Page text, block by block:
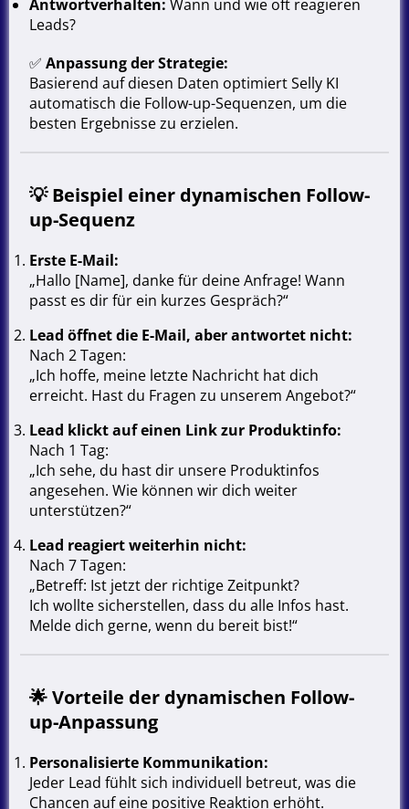
Antwortverhalten: Wann und wie oft reagieren
Leads?
✅ Anpassung der Strategie:
Basierend auf diesen Daten optimiert Selly KI
automatisch die Follow-up-Sequenzen, um die
besten Ergebnisse zu erzielen.
💡Beispiel einer dynamischen Follow-
up-Sequenz
Erste E-Mail:
„Hallo [Name], danke für deine Anfrage! Wann
passt es dir für ein kurzes Gespräch?“
Lead öffnet die E-Mail, aber antwortet nicht:
Nach 2 Tagen:
„Ich hoffe, meine letzte Nachricht hat dich
erreicht. Hast du Fragen zu unserem Angebot?“
Lead klickt auf einen Link zur Produktinfo:
Nach 1 Tag:
„Ich sehe, du hast dir unsere Produktinfos
angesehen. Wie können wir dich weiter
unterstützen?“
Lead reagiert weiterhin nicht:
Nach 7 Tagen:
„Betreff: Ist jetzt der richtige Zeitpunkt?
Ich wollte sicherstellen, dass du alle Infos hast.
Melde dich gerne, wenn du bereit bist!“
🌟Vorteile der dynamischen Follow-
up-Anpassung
Personalisierte Kommunikation:
Jeder Lead fühlt sich individuell betreut, was die
Chancen auf eine positive Reaktion erhöht.